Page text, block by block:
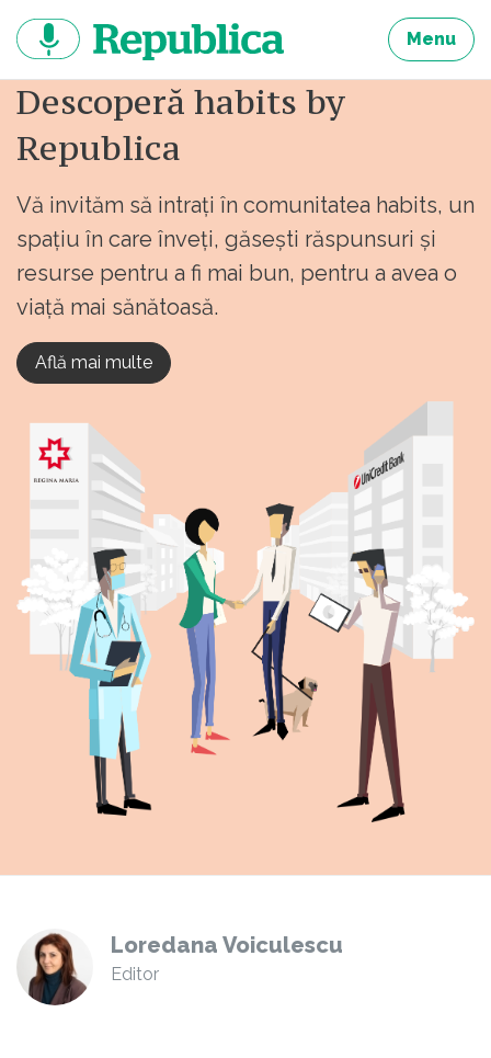
continut
Menu
Descoperă habits by
Republica
Vă invităm să intrați în comunitatea habits, un
spațiu în care înveți, găsești răspunsuri și
resurse pentru a fi mai bun, pentru a avea o
viață mai sănătoasă.
Află mai multe
Loredana Voiculescu
Editor